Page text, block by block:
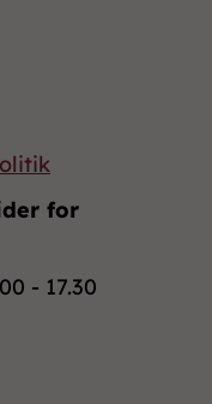
for
- 17.30